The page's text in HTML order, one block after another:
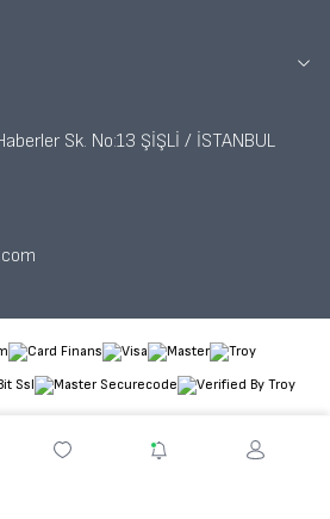
Sk. No:13 ŞİŞLİ / İSTANBUL